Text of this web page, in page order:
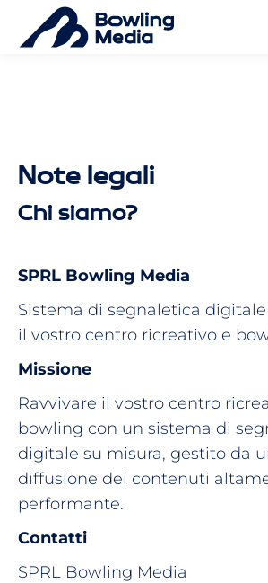
Note legali
Chi siamo?
SPRL Bowling Media
Sistema di segnaletica
il vostro centro ricreativo e
Missione
Ravvivare il vostro centro
bowling con un sistema di
digitale su misura, gestito da
diffusione dei contenuti
performante.
Contatti
SPRL Bowling Media